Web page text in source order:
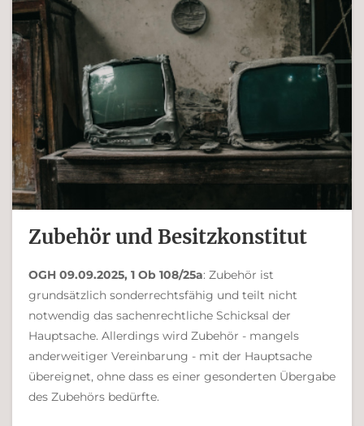
Ferdinand Bachinger
Zubehör und Besitzkonstitut
OGH 09.09.2025, 1 Ob 108/25a: Zubehör ist
grundsätzlich sonderrechtsfähig und teilt nicht
notwendig das sachenrechtliche Schicksal der
Hauptsache. Allerdings wird Zubehör - mangels
anderweitiger Vereinbarung - mit der Hauptsache
übereignet, ohne dass es einer gesonderten Übergabe
des Zubehörs bedürfte.